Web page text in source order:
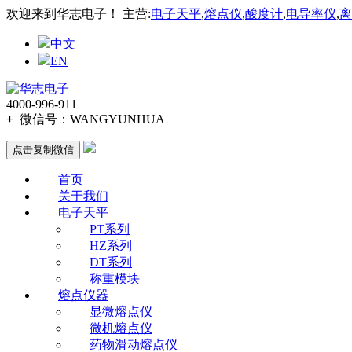
欢迎来到华志电子！ 主营:电子天平,熔点仪,酸度计,电导率仪,
中文
EN
4000-996-911
+ 微信号： WANGYUNHUA
点击复制微信
首页
关于我们
电子天平
PT系列
HZ系列
DT系列
称重模块
熔点仪器
显微熔点仪
微机熔点仪
药物滑动熔点仪